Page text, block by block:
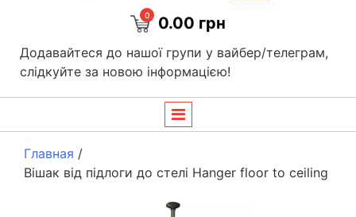
0 0.00 грн
Додавайтеся до нашої групи у вайбер/телеграм,
слідкуйте за новою інформацією!
Главная /
Вішак від підлоги до стелі Hanger floor to ceiling